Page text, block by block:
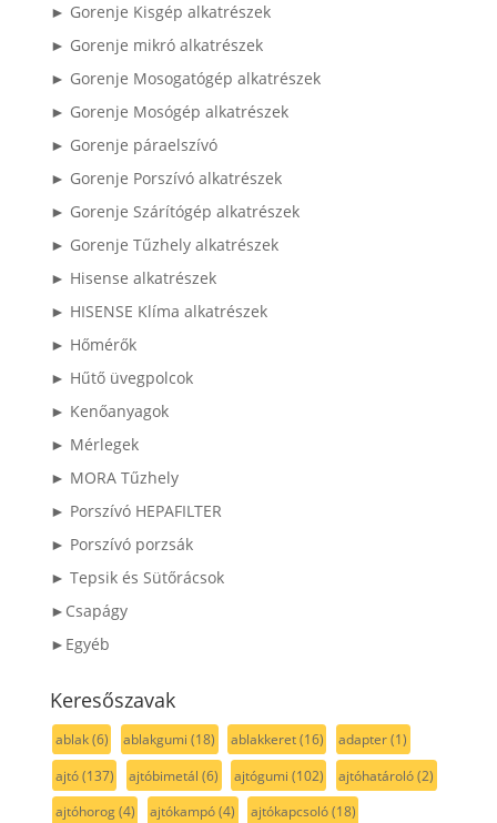
► Gorenje Kisgép alkatrészek
► Gorenje mikró alkatrészek
► Gorenje Mosogatógép alkatrészek
► Gorenje Mosógép alkatrészek
► Gorenje páraelszívó
► Gorenje Porszívó alkatrészek
► Gorenje Szárítógép alkatrészek
► Gorenje Tűzhely alkatrészek
► Hisense alkatrészek
► HISENSE Klíma alkatrészek
► Hőmérők
► Hűtő üvegpolcok
► Kenőanyagok
► Mérlegek
► MORA Tűzhely
► Porszívó HEPAFILTER
► Porszívó porzsák
► Tepsik és Sütőrácsok
►Csapágy
►Egyéb
Keresőszavak
ablak(6) ablakgumi (18) ablakkeret(16) adapter(1)
ajtó(137) ajtóbimetál (6) ajtógumi (102) ajtóhatároló(2)
ajtóhorog(4) ajtókampó(4) ajtókapcsoló(18)